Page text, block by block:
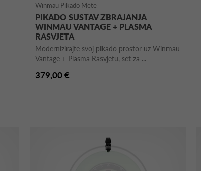
Winmau Pikado Mete
PIKADO SUSTAV ZBRAJANJA
WINMAU VANTAGE + PLASMA
RASVJETA
Modernizirajte svoj pikado prostor uz Winmau
Vantage + Plasma Rasvjetu, set za ...
379,00 €